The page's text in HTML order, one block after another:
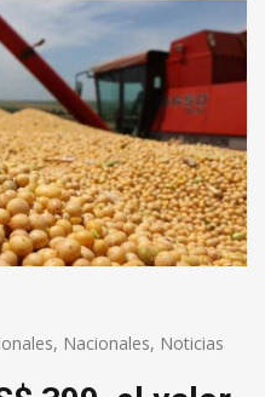
, Nacionales, Noticias